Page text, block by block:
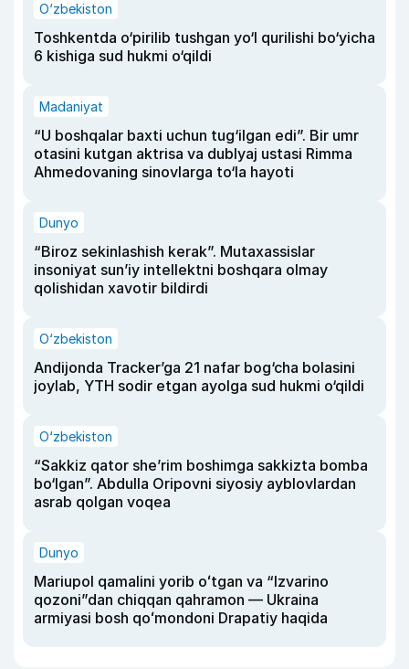
O‘zbekiston
Toshkentda o‘pirilib tushgan yo‘l qurilishi bo‘yicha
6 kishiga sud hukmi o‘qildi
Madaniyat
“U boshqalar baxti uchun tug‘ilgan edi”. Bir umr
otasini kutgan aktrisa va dublyaj ustasi Rimma
Ahmedovaning sinovlarga to‘la hayoti
Dunyo
“Biroz sekinlashish kerak”. Mutaxassislar
insoniyat sun’iy intellektni boshqara olmay
qolishidan xavotir bildirdi
O‘zbekiston
Andijonda Tracker’ga 21 nafar bog‘cha bolasini
joylab, YTH sodir etgan ayolga sud hukmi o‘qildi
O‘zbekiston
“Sakkiz qator she’rim boshimga sakkizta bomba
bo‘lgan”. Abdulla Oripovni siyosiy ayblovlardan
asrab qolgan voqea
Dunyo
Mariupol qamalini yorib oʻtgan va “Izvarino
qozoni”dan chiqqan qahramon — Ukraina
armiyasi bosh qoʻmondoni Drapatiy haqida